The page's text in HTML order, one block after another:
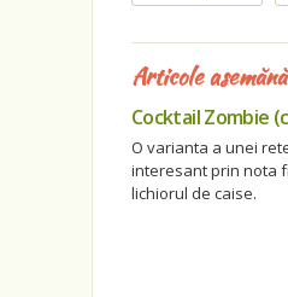
Articole
Cocktail Zombie
O varianta a unei
interesant prin nota
lichiorul de caise.